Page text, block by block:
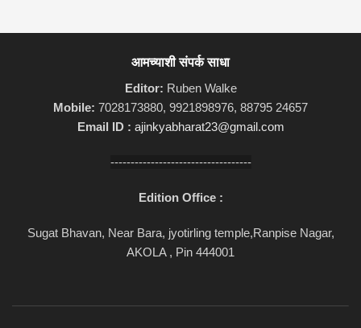
आमच्याशी संपर्क साधा
Editor: Ruben Walke
Mobile: 7028173880, 9921898976, 88795 24657
Email ID : ajinkyabharat23@gmail.com
-----------------------------------
Edition Office :
Sugat Bhavan, Near Bara, jyotirling temple,Ranpise Nagar,
AKOLA , Pin 444001